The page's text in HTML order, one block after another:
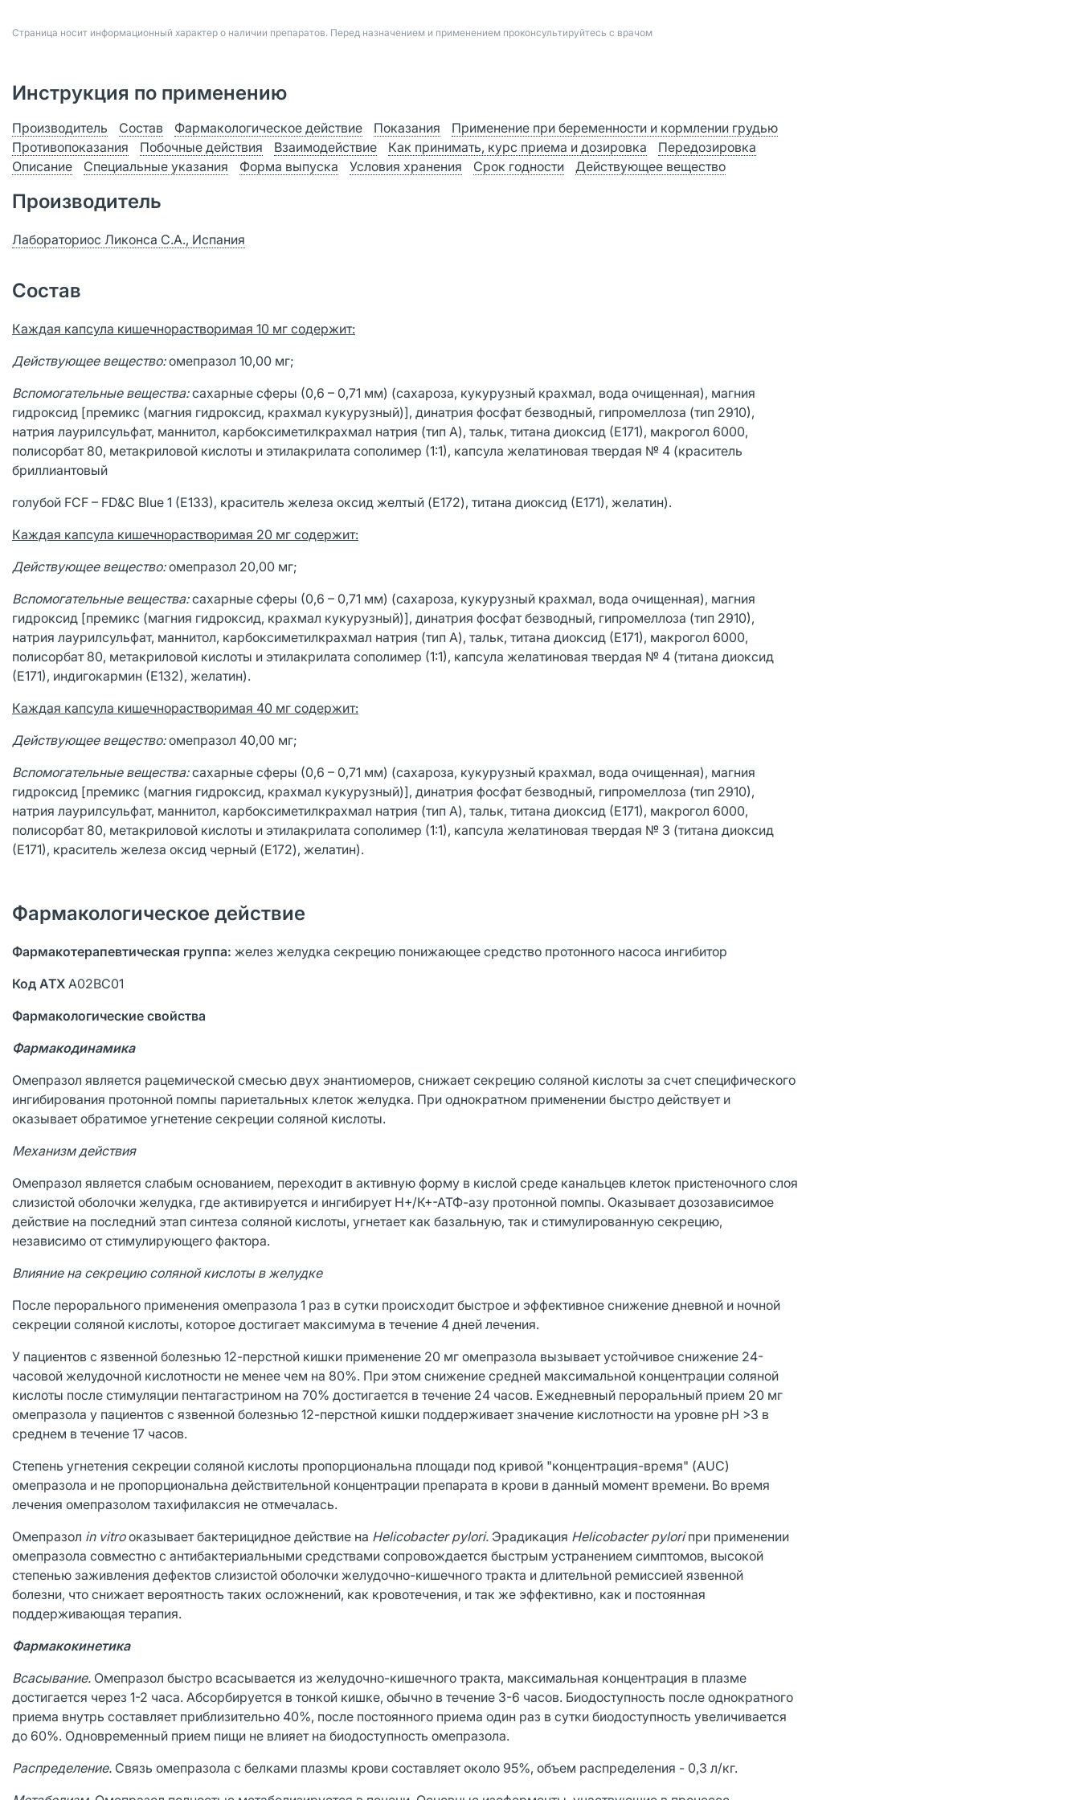
Страница носит информационный характер о наличии препаратов. Перед назначением и применением проконсультируйтесь с врачом
Инструкция по применению
Производитель Состав Фармакологическое действие Показания
Применение при беременности и кормлении грудью
Противопоказания
Побочные действия Взаимодействие Как принимать, курс приема и дозировка
Передозировка
Описание
Специальные указания Форма выпуска Условия хранения Срок годности Действующее вещество
Производитель
Лабораториос Ликонса С.А., Испания
Состав
Каждая капсула кишечнорастворимая 10 мг содержит:
Действующее вещество:омепразол 10,00 мг;
Вспомогательные вещества:сахарные сферы (0,6 – 0,71 мм) (сахароза, кукурузный крахмал, вода очищенная), магния
гидроксид [премикс (магния гидроксид, крахмал кукурузный)], динатрия фосфат безводный, гипромеллоза (тип 2910),
натрия лаурилсульфат, маннитол, карбоксиметилкрахмал натрия (тип А), тальк, титана диоксид (Е171), макрогол 6000,
полисорбат 80, метакриловой кислоты и этилакрилата сополимер (1:1), капсула желатиновая твердая № 4 (краситель
бриллиантовый
голубой FCF – FD&C Blue 1 (E133), краситель железа оксид желтый (E172), титана диоксид (Е171), желатин).
Каждая капсула кишечнорастворимая 20 мг содержит:
Действующее вещество:омепразол 20,00 мг;
Вспомогательные вещества:сахарные сферы (0,6 – 0,71 мм) (сахароза, кукурузный крахмал, вода очищенная), магния
гидроксид [премикс (магния гидроксид, крахмал кукурузный)], динатрия фосфат безводный, гипромеллоза (тип 2910),
натрия лаурилсульфат, маннитол, карбоксиметилкрахмал натрия (тип А), тальк, титана диоксид (Е171), макрогол 6000,
полисорбат 80, метакриловой кислоты и этилакрилата сополимер (1:1), капсула желатиновая твердая № 4 (титана диоксид
(Е171), индигокармин (Е132), желатин).
Каждая капсула кишечнорастворимая 40 мг содержит:
Действующее вещество:омепразол 40,00 мг;
Вспомогательные вещества:сахарные сферы (0,6 – 0,71 мм) (сахароза, кукурузный крахмал, вода очищенная), магния
гидроксид [премикс (магния гидроксид, крахмал кукурузный)], динатрия фосфат безводный, гипромеллоза (тип 2910),
натрия лаурилсульфат, маннитол, карбоксиметилкрахмал натрия (тип А), тальк, титана диоксид (Е171), макрогол 6000,
полисорбат 80, метакриловой кислоты и этилакрилата сополимер (1:1), капсула желатиновая твердая № 3 (титана диоксид
(Е171), краситель железа оксид черный (E172), желатин).
Фармакологическое действие
Фармакотерапевтичеcкая группа: желез желудка секрецию понижающее средство протонного насоса ингибитор
Код АТХ А02ВС01
Фармакологические свойства
Фармакодинамика
Омепразол является рацемической смесью двух энантиомеров, снижает секрецию соляной кислоты за счет специфического
ингибирования протонной помпы париетальных клеток желудка. При однократном применении быстро действует и
оказывает обратимое угнетение секреции соляной кислоты.
Механизм действия
Омепразол является слабым основанием, переходит в активную форму в кислой среде канальцев клеток пристеночного слоя
слизистой оболочки желудка, где активируется и ингибирует Н+/К+-АТФ-азу протонной помпы. Оказывает дозозависимое
действие на последний этап синтеза соляной кислоты, угнетает как базальную, так и стимулированную секрецию,
независимо от стимулирующего фактора.
Влияние на секрецию соляной кислоты в желудке
После перорального применения омепразола 1 раз в сутки происходит быстрое и эффективное снижение дневной и ночной
секреции соляной кислоты, которое достигает максимума в течение 4 дней лечения.
У пациентов с язвенной болезнью 12-перстной кишки применение 20 мг омепразола вызывает устойчивое снижение 24-
часовой желудочной кислотности не менее чем на 80%. При этом снижение средней максимальной концентрации соляной
кислоты после стимуляции пентагастрином на 70% достигается в течение 24 часов. Ежедневный пероральный прием 20 мг
омепразола у пациентов с язвенной болезнью 12-перстной кишки поддерживает значение кислотности на уровне pH >3 в
среднем в течение 17 часов.
Степень угнетения секреции соляной кислоты пропорциональна площади под кривой "концентрация-время" (AUC)
омепразола и не пропорциональна действительной концентрации препарата в крови в данный момент времени. Во время
лечения омепразолом тахифилаксия не отмечалась.
Омепразол in vitroоказывает бактерицидное действие на Helicobacter pylori. Эрадикация Helicobacter pyloriпри применении
омепразола совместно с антибактериальными средствами сопровождается быстрым устранением симптомов, высокой
степенью заживления дефектов слизистой оболочки желудочно-кишечного тракта и длительной ремиссией язвенной
болезни, что снижает вероятность таких осложнений, как кровотечения, и так же эффективно, как и постоянная
поддерживающая терапия.
Фармакокинетика
Всасывание. Омепразол быстро всасывается из желудочно-кишечного тракта, максимальная концентрация в плазме
достигается через 1-2 часа. Абсорбируется в тонкой кишке, обычно в течение 3-6 часов. Биодоступность после однократного
приема внутрь составляет приблизительно 40%, после постоянного приема один раз в сутки биодоступность увеличивается
до 60%. Одновременный прием пищи не влияет на биодоступность омепразола.
Распределение. Связь омепразола с белками плазмы крови составляет около 95%, объем распределения - 0,3 л/кг.